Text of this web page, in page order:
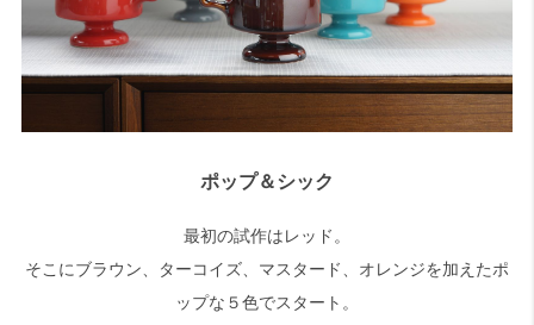
ポップ＆シック
最初の試作はレッド。
そこにブラウン、ターコイズ、マスタード、オレンジを加えたポ
ップな５色でスタート。